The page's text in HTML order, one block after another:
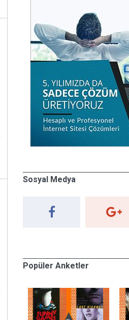
Sosyal Medya
Popüler Anketler